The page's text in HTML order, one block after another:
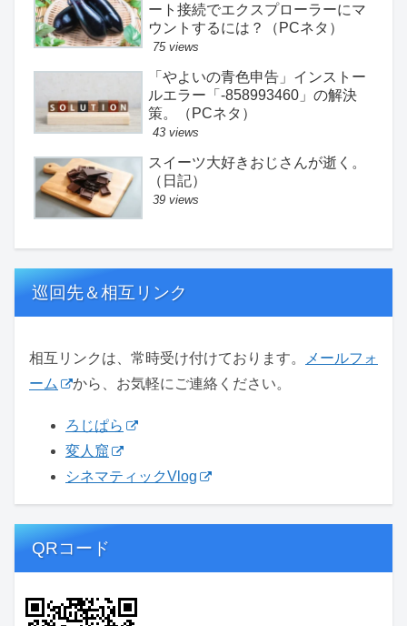
ート接続でエクスプローラーにマ
ウントするには？（PCネタ）
75 views
「やよいの青色申告」インストー
ルエラー「-858993460」の解決
策。（PCネタ）
43 views
スイーツ大好きおじさんが逝く。
（日記）
39 views
巡回先＆相互リンク
相互リンクは、常時受け付けております。
メールフォ
ーム
から、お気軽にご連絡ください。
ろじぱら
変人窟
シネマティックVlog
QRコード